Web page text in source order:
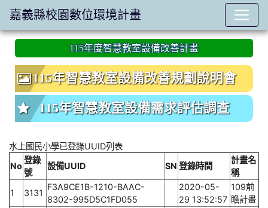
:::
115年度智慧教室設備改善計畫
115年智慧教室設備改善規劃說明會
115年智慧教室設備需求評估調查
水上國民小學已登錄UUID列表
No
登錄
號
設備UUID SN 登錄時間
計畫名
稱
1
3131
F3A9CE1B-1210-BAAC-
8302-995D5C1FD055
2020-05-
29 13:52:57
109前
瞻計畫
嘉義縣校園數位環境計畫